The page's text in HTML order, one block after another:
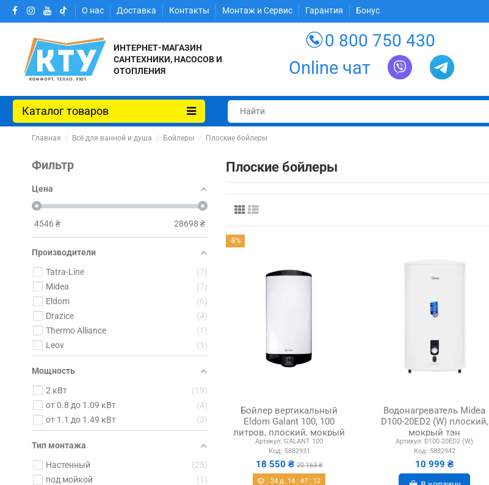
О нас Доставка Контакты Монтаж и Сервис Гарантия Бонус
ИНТЕРНЕТ-МАГАЗИН
САНТЕХНИКИ, НАСОСОВ И
ОТОПЛЕНИЯ
0 800 750 430
Online чат
Каталог товаров
Главная Всё для ванной и душа Бойлеры Плоские бойлеры
Плоские бойлеры
-8%
Бойлер вертикальный
Eldom Galant 100, 100
литров, плоский, мокрый
ТЭН
Артикул: GALANT 100
Код: 5882931
18 550 ₴20 163 ₴
24 д. 14 :47 : 11
Водонагреватель Midea
D100-20ED2 (W) плоский,
мокрый тэн
Артикул: D100-20ED2 (W)
Код: 5882942
10 999 ₴
Фильтр
Цена
4546 ₴ 28698 ₴
Производители
Tatra-Line
7
Midea
7
Eldom
6
Drazice
4
Thermo Alliance
1
Leov
1
Мощность
2 кВт
19
от 0.8 до 1.09 кВт
4
от 1.1 до 1.49 кВт
3
Тип монтажа
Настенный
25
под мойкой
1